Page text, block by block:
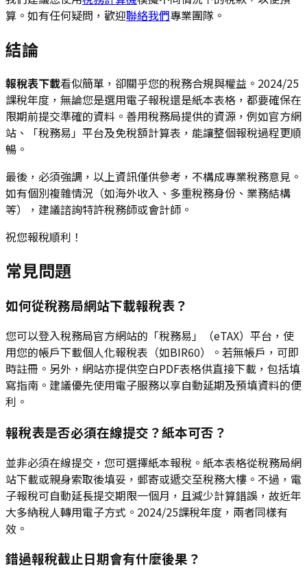
算。如有任何疑問，歡迎聯絡我們專業團隊。
結論
報稅表下載看似簡單，卻關乎您的稅務合規與權益。2024/25
課稅年度，無論您是選用電子報稅還是紙本表格，都要確保在
限期前提交準確的資料。善用稅務局提供的資源，例如官方網
站、「稅務易」平台及免稅額計算表，能讓整個報稅過程更順
暢。
最後，必須強調，以上資訊僅供參考，不構成專業稅務意見。
如有個別複雜情況（如海外收入、多重稅務身份、業務結構
等），建議諮詢特許稅務師或會計師。
祝您報稅順利！
常見問題
如何從稅務局網站下載報稅表？
您可以登入稅務局官方網站的「稅務易」（eTAX）平台，使
用您的帳戶下載個人化報稅表（如BIR60）。若無帳戶，可即
時註冊。另外，網站亦提供空白PDF表格供直接下載，包括填
寫指南。建議優先使用電子服務以享自動延期及預填資料的便
利。
報稅表是否必須在線提交？紙本可否？
並非必須在線提交，您可選擇紙本報稅。紙本表格從稅務局網
站下載或親身索取後填妥，郵寄或遞交至稅務大樓。不過，電
子報稅可自動延長提交期限一個月，且減少計算錯誤，故近年
大多納稅人轉用電子方式。2024/25課稅年度，兩者同樣有
效。
錯過報稅截止日期會有什麼後果？